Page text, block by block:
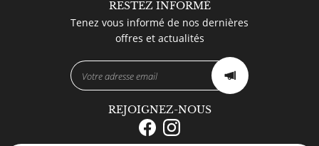
RESTEZ INFORMÉ
Tenez vous informé de nos dernières
offres et actualités
REJOIGNEZ-NOUS